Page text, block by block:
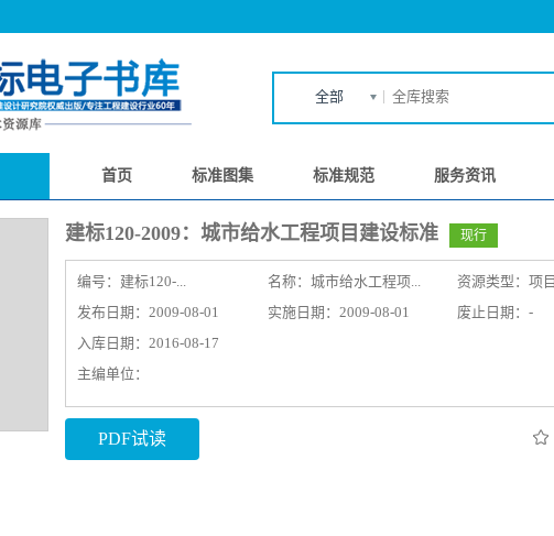
全部
首页 标准图集 标准规范 服务资讯
建标120-2009：城市给水工程项目建设标准 现行
编号： 建标120-... 名称： 城市给水工程项...
资源类型：项
发布日期：2009-08-01
实施日期：2009-08-01
废止日期：-
入库日期：2016-08-17
主编单位：
PDF试读